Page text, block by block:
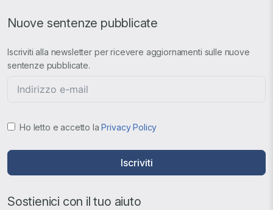
Nuove sentenze pubblicate
Iscriviti alla newsletter per ricevere aggiornamenti sulle nuove
sentenze pubblicate.
Ho letto e accetto laPrivacy Policy
Iscriviti
Sostienici con il tuo aiuto